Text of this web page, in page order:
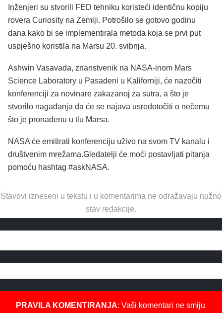
Inženjeri su stvorili FED tehniku ​​koristeći identičnu kopiju
rovera Curiosity na Zemlji. Potrošilo se gotovo godinu
dana kako bi se implementirala metoda koja se prvi put
uspješno koristila na Marsu 20. svibnja.
Ashwin Vasavada, znanstvenik na NASA-inom Mars
Science Laboratory u Pasadeni u Kaliforniji, će nazočiti
konferenciji za novinare zakazanoj za sutra, a što je
stvorilo nagađanja da će se najava usredotočiti o nečemu
što je pronađenu u tlu Marsa.
NASA će emitirati konferenciju uživo na svom TV kanalu i
društvenim mrežama.Gledatelji će moći postavljati pitanja
pomoću hashtag #askNASA.
Stavovi izneseni u tekstu i u komentarima ne odražavaju nužno
stav redakcije.
PRAVILA KOMENTIRANJA: Vaši komentari ne smiju